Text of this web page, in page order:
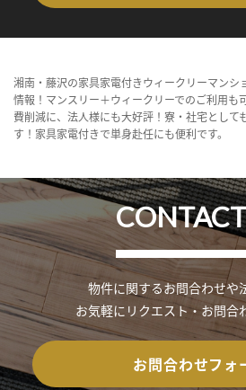
湘南・藤沢の家具家電付きウィークリーマンシ
情報！マンスリー＋ウィークリーでのご利用も
費削減に、法人様にも大好評！寮・社宅として
す！家具家電付きで単身赴任にも便利です。
物件に関するお問合わせや
お気軽にリクエスト・お問合
お問合わせフォ